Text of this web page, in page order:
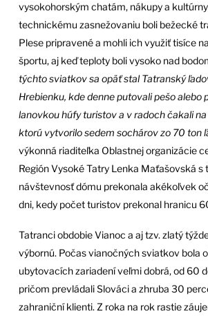
vysokohorským chatám, nákupy a
technickému zasnežovaniu boli bežecké
Plese pripravené a mohli ich využiť tisíce
športu, aj keď teploty boli vysoko nad
týchto sviatkov sa opäť stal Tatranský
Hrebienku, kde denne putovali pešo alebo
lanovkou húfy turistov a v radoch čakali
ktorú vytvorilo sedem sochárov zo 70 ton
výkonná riaditeľka Oblastnej organizácie
Región Vysoké Tatry Lenka Maťašovská s
návštevnosť dómu prekonala akékoľvek
dni, kedy počet turistov prekonal hranicu
Tatranci obdobie Vianoc a aj tzv. zlatý
výbornú. Počas vianočných sviatkov bola
ubytovacích zariadení veľmi dobrá, od 60
pričom prevládali Slováci a zhruba 30
zahraniční klienti. Z roka na rok rastie